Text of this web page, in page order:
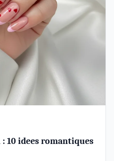
10 idees romantiques